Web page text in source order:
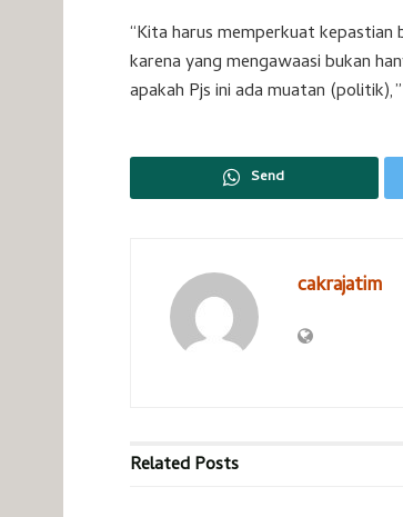
“Kita harus memperkuat
karena yang mengawaasi bukan
apakah Pjs ini ada muatan
Send
cakrajatim
RelatedPosts